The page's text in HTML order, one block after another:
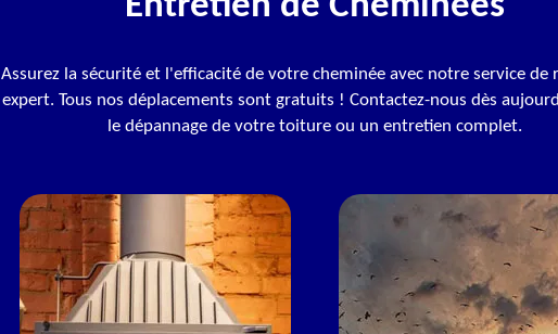
Assurez la sécurité et l'efficacité de votre cheminée avec notre service de
expert. Tous nos déplacements sont gratuits ! Contactez-nous dès
le dépannage de votre toiture ou un entretien complet.